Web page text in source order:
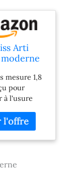
Arti
bleu
mesure 1,8
pour
à l'usure
approuvé
et
animaux
zones très